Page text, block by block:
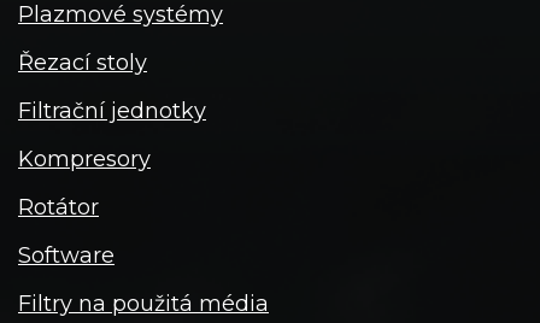
Plazmové systémy
Řezací stoly
Filtrační jednotky
Kompresory
Rotátor
Software
Filtry na použitá média